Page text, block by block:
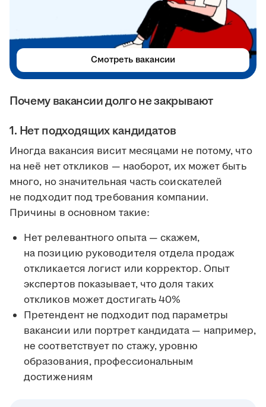
Почему вакансии долго не закрывают
1. Нет подходящих кандидатов
Иногда вакансия висит месяцами не потому, что
на неё нет откликов — наоборот, их может быть
много, но значительная часть соискателей
не подходит под требования компании.
Причины в основном такие:
Нет релевантного опыта — скажем,
на позицию руководителя отдела продаж
откликается логист или корректор. Опыт
экспертов показывает, что доля таких
откликов может достигать 40%
Претендент не подходит под параметры
вакансии или портрет кандидата — например,
не соответствует по стажу, уровню
образования, профессиональным
достижениям
Смотреть вакансии